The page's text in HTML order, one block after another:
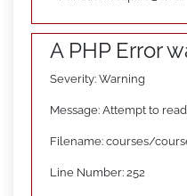
A PHP Error
Severity: Warning
Message: Attempt to
Filename: courses/
Line Number: 252